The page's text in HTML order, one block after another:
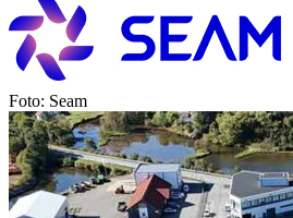
Foto: Seam